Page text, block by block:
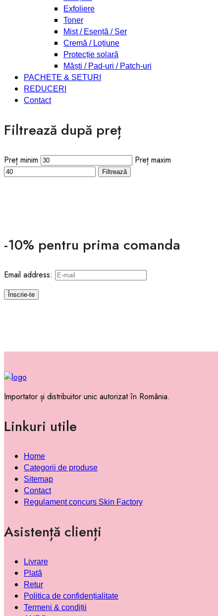
Exfoliere
Toner
Mist / Esență / Ser
Cremă / Loțiune
Protecție solară
Măști / Pad-uri / Patch-uri
PACHETE & SETURI
REDUCERI
Contact
Filtrează după preț
Preț minim Preț maxim
Filtrează
-10% pentru prima comanda
Email address:
Importator și distribuitor unic autorizat în România.
Linkuri utile
Home
Categorii de produse
Sitemap
Contact
Regulament concurs Skin Factory
Asistență clienți
Livrare
Plată
Retur
Politica de confidențialitate
Termeni & condiții